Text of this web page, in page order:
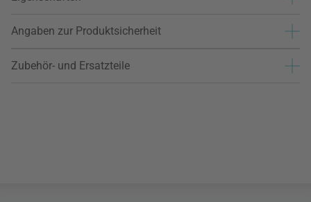
Angaben zur Produktsicherheit
Zubehör- und Ersatzteile